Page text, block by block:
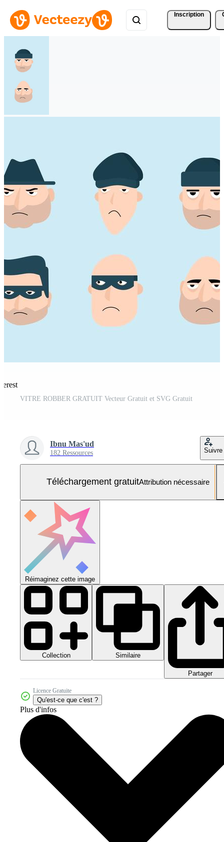
Inscription
VITRE ROBBER GRATUIT Vecteur Gratuit et SVG Gratuit
Ibnu Mas'ud
182 Ressources Suivre
Téléchargement gratuitAttribution nécessaire
Réimaginez cette image
Collection Similaire
Partager
Licence Gratuite
Qu'est-ce que c'est ?
Plus d'infos